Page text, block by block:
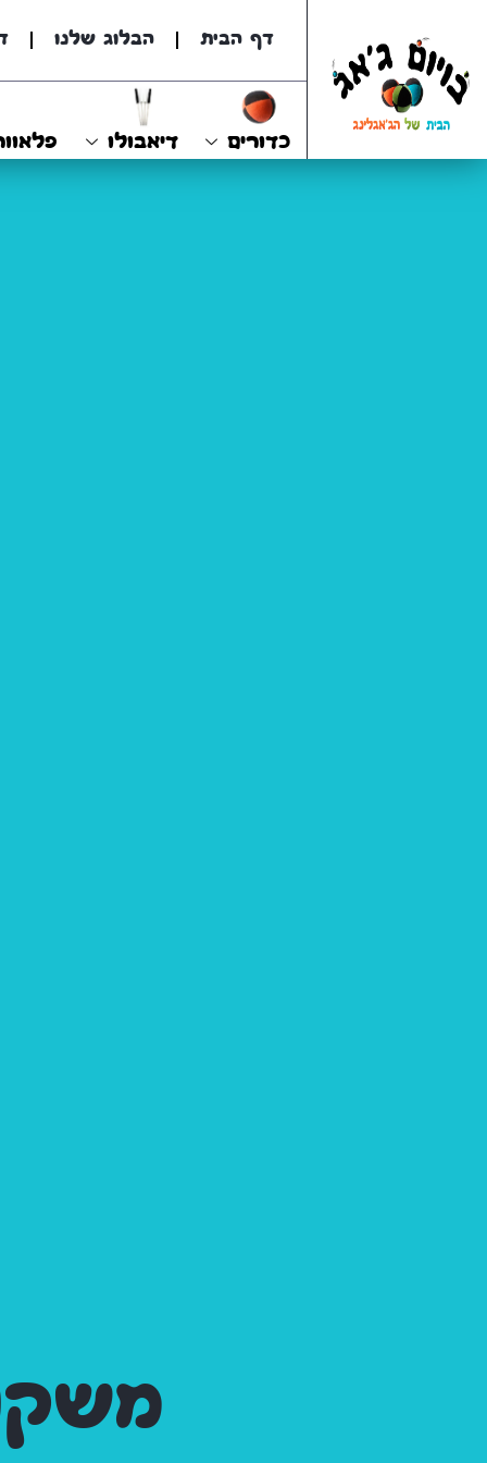
דף הבית הבלוג שלנו
כדורים דיאבולו